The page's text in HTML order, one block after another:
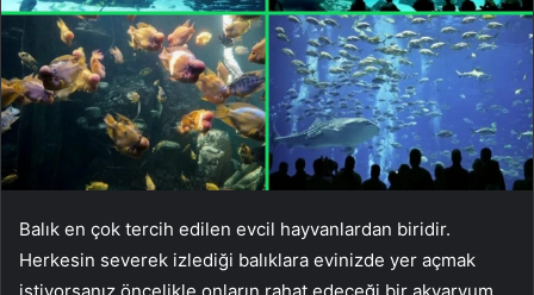
Balık en çok tercih edilen evcil hayvanlardan biridir.
Herkesin severek izlediği balıklara evinizde yer açmak
istiyorsanız öncelikle onların rahat edeceği bir akvaryum